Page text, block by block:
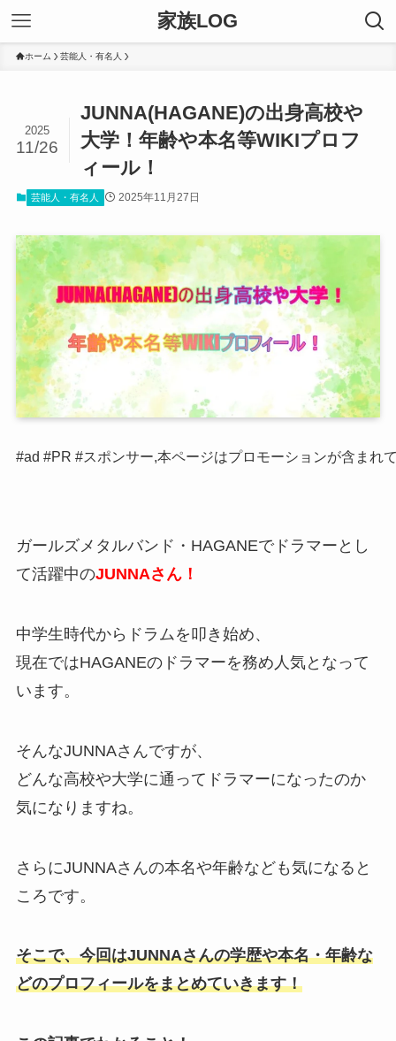
家族LOG
ホーム 芸能人・有名人
JUNNA(HAGANE)の出身高校や
大学！年齢や本名等WIKIプロフ
ィール！
2025
11/26
芸能人・有名人 2025年11月27日
#ad #PR #スポンサー,本ページはプロモーションが含まれ
ガールズメタルバンド・HAGANEでドラマーとし
て活躍中のJUNNAさん！
中学生時代からドラムを叩き始め、
現在ではHAGANEのドラマーを務め人気となって
います。
そんなJUNNAさんですが、
どんな高校や大学に通ってドラマーになったのか
気になりますね。
さらにJUNNAさんの本名や年齢なども気になると
ころです。
そこで、今回はJUNNAさんの学歴や本名・年齢な
どのプロフィールをまとめていきます！